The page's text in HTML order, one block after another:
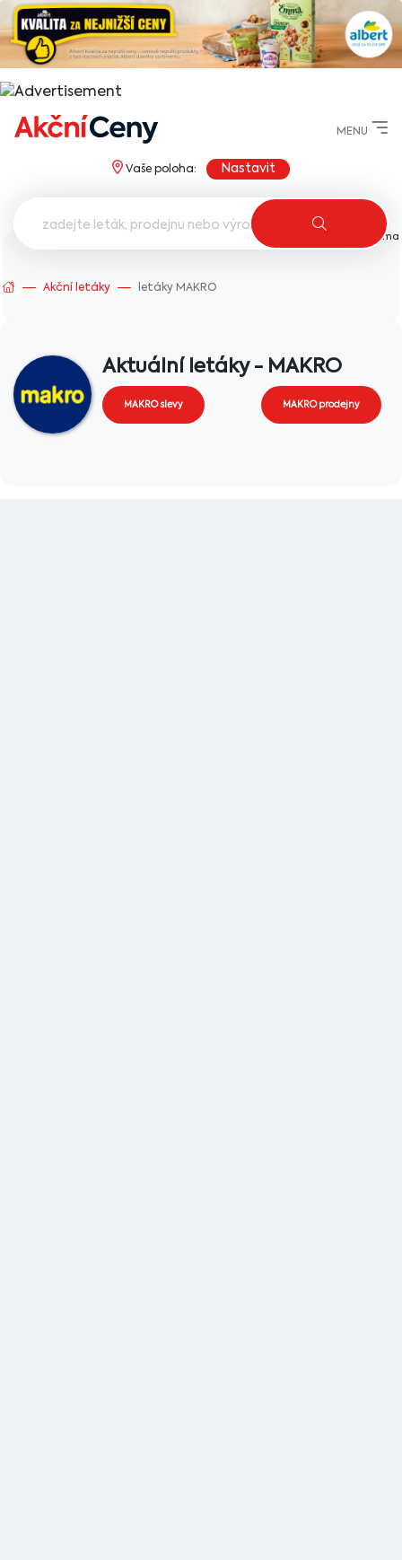
MENU
Vaše poloha: Nastavit
AkcniCeny.cz
Akční letáky letáky MAKRO
Aktuální letáky - MAKRO
MAKRO slevy MAKRO prodejny